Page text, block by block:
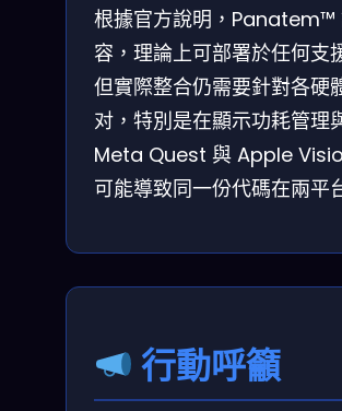
根據官方說明，Panatem™
容，理論上可部署於任何支
但實際整合仍需要針對各硬
对，特別是在顯示功耗管理
Meta Quest 與 Apple
可能導致同一份代碼在兩平
行動呼籲